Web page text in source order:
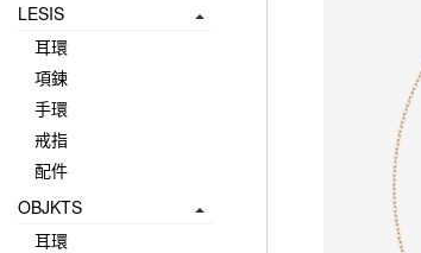
LESIS
耳環
項鍊
手環
戒指
配件
OBJKTS
耳環